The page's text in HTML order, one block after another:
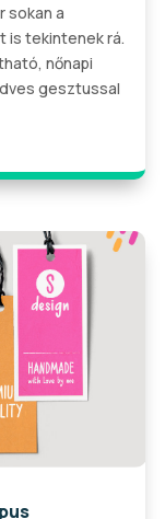
sokan a
is tekintenek rá.
nőnapi
gesztussal